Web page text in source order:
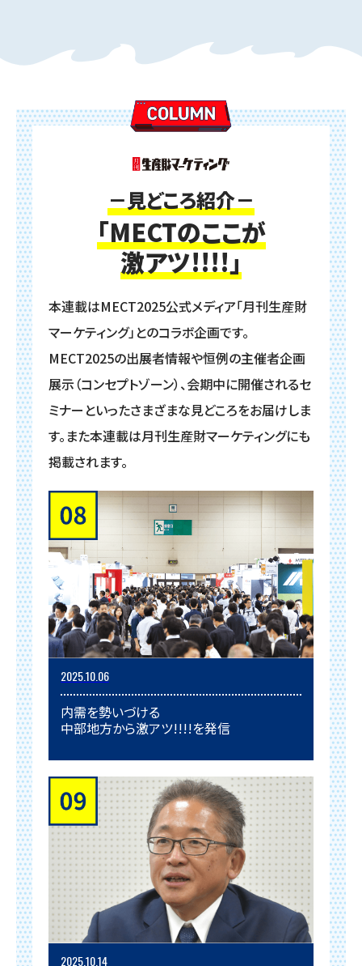
－見どころ紹介－
「MECTのここが
激アツ!!!!」
本連載はMECT2025公式メディア「月刊生産財
マーケティング」とのコラボ企画です。
MECT2025の出展者情報や恒例の主催者企画
展示（コンセプトゾーン）、会期中に開催されるセ
ミナーといったさまざまな見どころをお届けしま
す。また本連載は月刊生産財マーケティングにも
掲載されます。
2025.10.06
内需を勢いづける
中部地方から激アツ!!!!を発信
2025.10.14